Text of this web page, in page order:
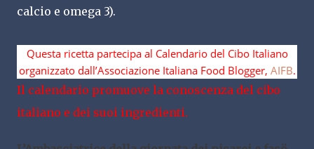
calcio e omega 3).
Questa ricetta partecipa al Calendario del Cibo Italiano
organizzato dall’Associazione Italiana Food Blogger, AIFB.
Il calendario promuove la conoscenza del cibo
italiano e dei suoi ingredienti.